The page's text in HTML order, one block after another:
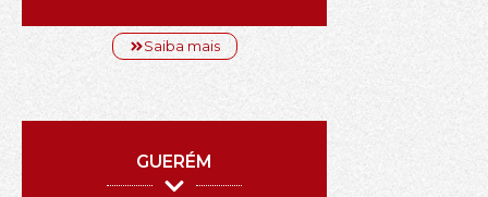
Saiba mais
GUERÉM